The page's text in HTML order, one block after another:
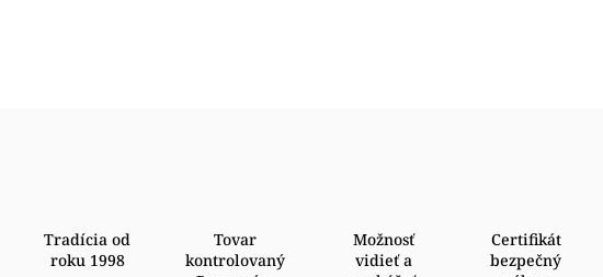
Tradícia od
roku 1998
Tovar
kontrolovaný
Možnosť
vidieť a
Certifikát
bezpečný